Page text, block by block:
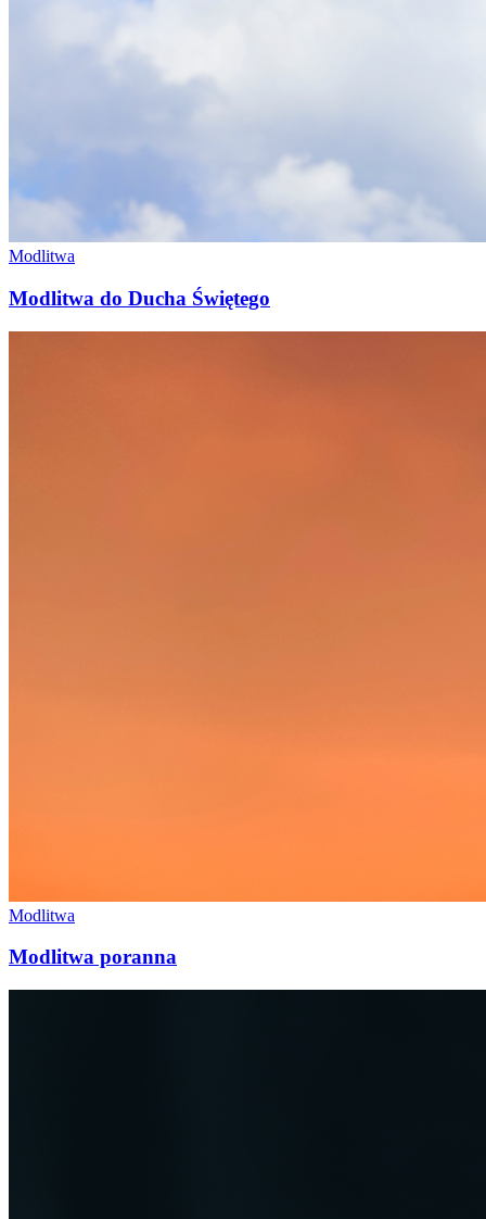
Modlitwa
Modlitwa do Ducha Świętego
Modlitwa
Modlitwa poranna